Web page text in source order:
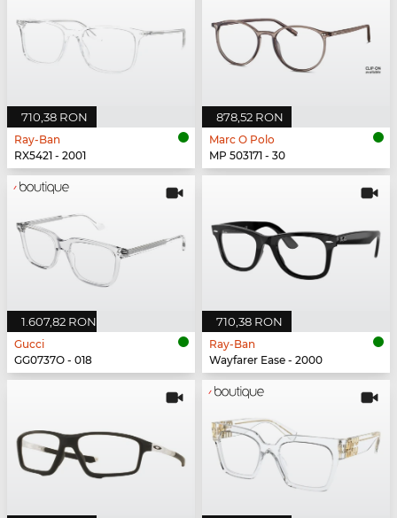
710,38 RON
Ray-Ban
RX5421 - 2001
878,52 RON
Marc O Polo
MP 503171 - 30
1.607,82 RON
Gucci
GG0737O - 018
710,38 RON
Ray-Ban
Wayfarer Ease - 2000